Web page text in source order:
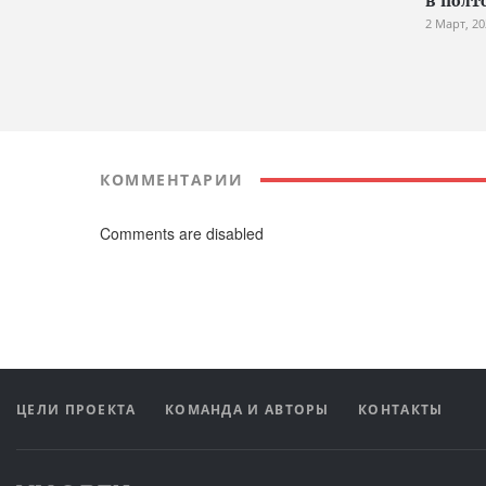
2 Март,
КОММЕНТАРИИ
Comments are disabled
ЦЕЛИ ПРОЕКТА КОМАНДА И АВТОРЫ КОНТАКТЫ